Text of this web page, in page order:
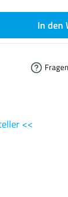
oder benutze die
In den
<<